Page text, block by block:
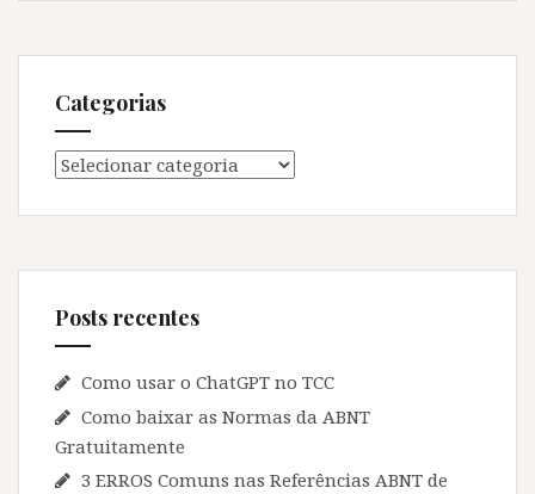
Categorias
Categorias
Posts recentes
Como usar o ChatGPT no TCC
Como baixar as Normas da ABNT
Gratuitamente
3 ERROS Comuns nas Referências ABNT de